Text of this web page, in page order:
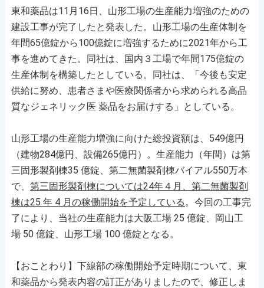
東和薬品は11月16日、山形工場の生産能力増強のための
建設工事が完了したと発表した。山形工場の生産体制を
年間65億錠から100億錠に増強するために2021年から工
事を進めてきた。同社は、国内３工場で年間175億錠の
生産体制を構築したとしている。同社は、「今後も安定
供給に努め、患者さまや医療関係者から求められる⾼品
質なジェネリック医 薬品をお届けする」としている。
山形工場の生産能力増強に向けた総投資額は、549億円
（建物284億円、設備265億円）。生産能力（年間）は第
三固形製剤棟35 億錠、第二無菌製剤棟バイアル550万本
で、 第三固形製剤棟については24年４⽉、第二無菌製剤
棟は25 年 4 月の稼働開始を予定している 。今回の⼯事完
了により、当社の⽣産能⼒は⼤阪⼯場 25 億錠、岡⼭⼯
場 50 億錠、⼭形⼯場 100 億錠となる。
【おことわり】下線部の稼働開始予定時期について、東
和薬品から発表内容の訂正がありましたので、修正しま